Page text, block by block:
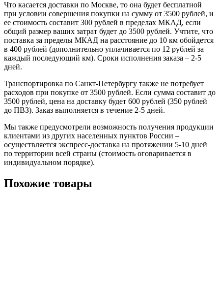
Что касается доставки по Москве, то она будет бесплатной
при условии совершения покупки на сумму от 3500 рублей, и
ее стоимость составит 300 рублей в пределах МКАД, если
общий размер ваших затрат будет до 3500 рублей. Учтите, что
поставка за пределы МКАД на расстояние до 10 км обойдется
в 400 рублей (дополнительно уплачивается по 12 рублей за
каждый последующий км). Сроки исполнения заказа – 2-5
дней.
Транспортировка по Санкт-Петербургу также не потребует
расходов при покупке от 3500 рублей. Если сумма составит до
3500 рублей, цена на доставку будет 600 рублей (350 рублей
до ПВЗ). Заказ выполняется в течение 2-5 дней.
Мы также предусмотрели возможность получения продукции
клиентами из других населенных пунктов России –
осуществляется экспресс-доставка на протяжении 5-10 дней
по территории всей страны (стоимость оговаривается в
индивидуальном порядке).
Похожие товары